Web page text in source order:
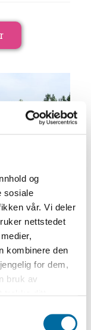
og
sosiale
vår. Vi deler
nettstedet
kombinere den
for dem,
bruk av
juni til 9.